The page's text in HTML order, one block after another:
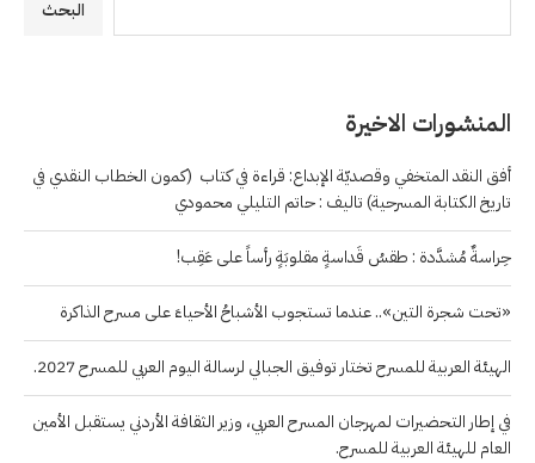
البحث
المنشورات الاخيرة
أفق النقد المتخفي وقصديّة الإبداع: قراءة في كتاب (كمون الخطاب النقدي في
تاريخ الكتابة المسرحية) تاليف : حاتم التليلي محمودي
حِراسةٌ مُشدَّدة : طقسُ قَداسةٍ مقلوبَةٍ رأساً على عَقِب!
«تحت شجرة التين».. عندما تستجوب الأشباحُ الأحياءَ على مسرح الذاكرة
الهيئة العربية للمسرح تختار توفيق الجبالي لرسالة اليوم العربي للمسرح 2027.
في إطار التحضيرات لمهرجان المسرح العربي، وزير الثقافة الأردني يستقبل الأمين
العام للهيئة العربية للمسرح.